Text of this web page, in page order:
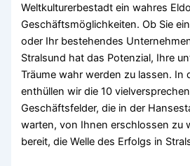
Weltkulturerbestadt ein wahres
Geschäftsmöglichkeiten. Ob Sie
oder Ihr bestehendes
Stralsund hat das Potenzial, Ihre
Träume wahr werden zu lassen. In
enthüllen wir die 10
Geschäftsfelder, die in der
warten, von Ihnen erschlossen zu
bereit, die Welle des Erfolgs in